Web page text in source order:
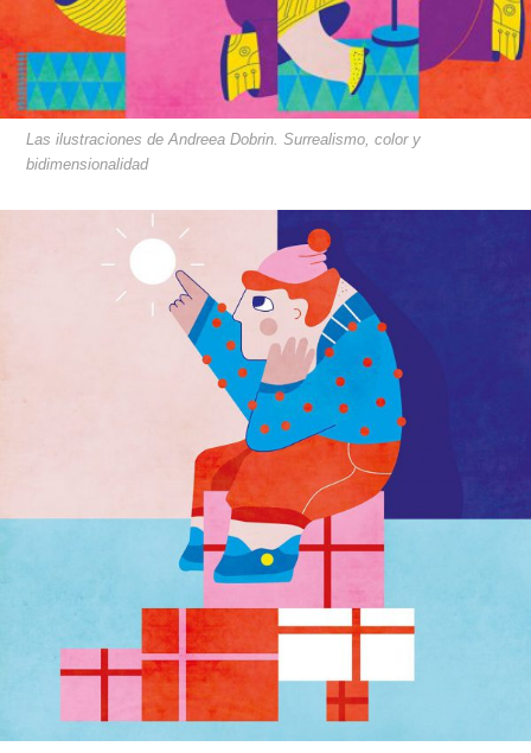
Las ilustraciones de Andreea Dobrin. Surrealismo, color y
bidimensionalidad